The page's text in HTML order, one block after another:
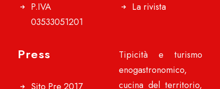
P.IVA
03533051201
La rivista
Press
Tipicità e turismo
enogastronomico,
cucina del territorio,